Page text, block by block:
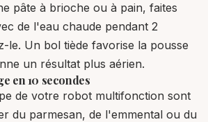
pâte à brioche ou à pain, faites
de l'eau chaude pendant 2
le. Un bol tiède favorise la pousse
un résultat plus aérien.
en 10 secondes
de votre robot multifonction sont
du parmesan, de l'emmental ou du